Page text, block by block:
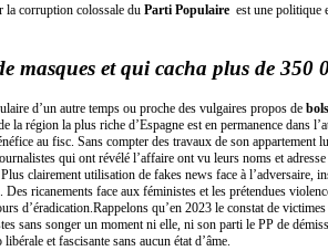
la corruption colossale du Parti Populaire est une politique
et qui cacha plus de 350
d’un autre temps ou proche des vulgaires propos de
région la plus riche d’Espagne est en permanence dans
au fisc. Sans compter des travaux de son appartement
qui ont révélé l’affaire ont vu leurs noms et
clairement utilisation de fakes news face à l’adversaire,
ricanements face aux féministes et les prétendues
d’éradication.Rappelons qu’en 2023 le constat de
sans songer un moment ni elle, ni son parti le PP de
et fascisante sans aucun état d’âme.